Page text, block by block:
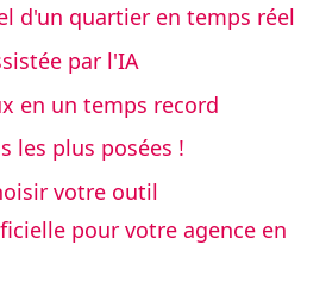
d'un quartier en temps réel
par l'IA
en un temps record
les plus posées !
votre outil
pour votre agence en